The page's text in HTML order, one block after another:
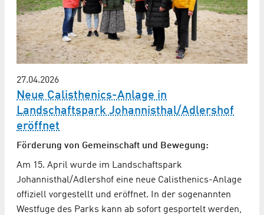
27.04.2026
Neue Calisthenics-Anlage in
Landschaftspark Johannisthal/Adlershof
eröffnet
Förderung von Gemeinschaft und Bewegung:
Am 15. April wurde im Landschaftspark
Johannisthal/Adlershof eine neue Calisthenics-Anlage
offiziell vorgestellt und eröffnet. In der sogenannten
Westfuge des Parks kann ab sofort gesportelt werden,